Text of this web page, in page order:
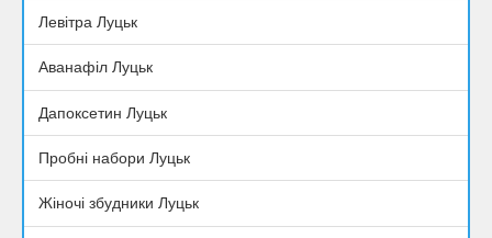
Левітра Луцьк
Аванафіл Луцьк
Дапоксетин Луцьк
Пробні набори Луцьк
Жіночі збудники Луцьк